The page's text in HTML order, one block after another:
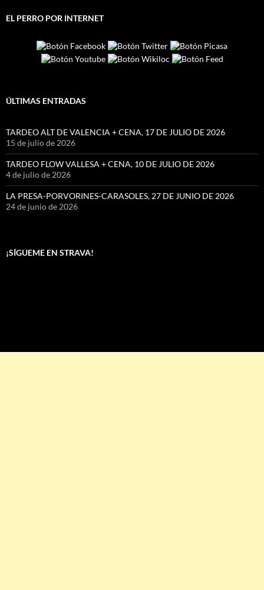
EL PERRO POR INTERNET
ÚLTIMAS ENTRADAS
TARDEO ALT DE VALENCIA + CENA, 17 DE JULIO DE 2026
15 de julio de 2026
TARDEO FLOW VALLESA + CENA, 10 DE JULIO DE 2026
4 de julio de 2026
LA PRESA-PORVORINES-CARASOLES, 27 DE JUNIO DE 2026
24 de junio de 2026
¡SÍGUEME EN STRAVA!